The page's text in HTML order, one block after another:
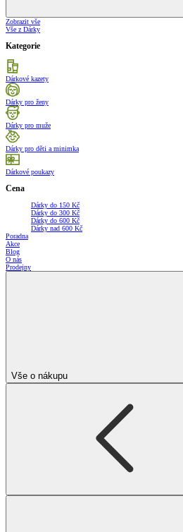
Zobrazit vše
Vše z Dárky
Kategorie
Dárkové kazety
Dárky pro ženy
Dárky pro muže
Dárky pro děti a minimka
Dárkové poukazy
Cena
Dárky do 150 Kč
Dárky do 300 Kč
Dárky do 600 Kč
Dárky nad 600 Kč
Poradna
Akce
Blog
O nás
Prodejny
Vše o nákupu